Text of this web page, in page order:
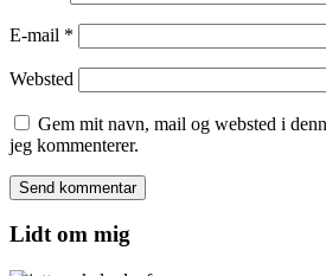
E-mail *
Websted
Gem mit navn, mail og websted i
jeg kommenterer.
Lidt om mig